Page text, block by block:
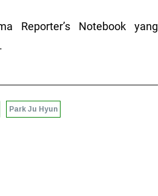
Reporter’s Notebook yang
Park Ju Hyun